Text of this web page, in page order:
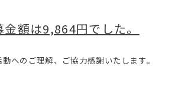
額は9,864円でした。
へのご理解、ご協力感謝いたします。